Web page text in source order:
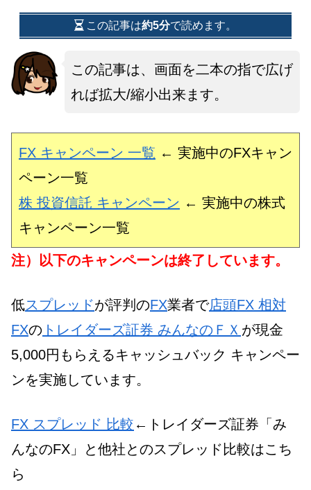
この記事は約5分で読めます。
この記事は、画面を二本の指で広げ
れば拡大/縮小出来ます。
FX キャンペーン 一覧 ← 実施中のFXキャン
ペーン一覧
株 投資信託 キャンペーン ← 実施中の株式
キャンペーン一覧
注）以下のキャンペーンは終了しています。
低スプレッドが評判のFX業者で店頭FX 相対
FXの トレイダーズ証券 みんなのＦＸ が現金
5,000円もらえるキャッシュバック キャンペー
ンを実施しています。
FX スプレッド 比較 ←トレイダーズ証券「み
んなのFX」と他社とのスプレッド比較はこち
ら